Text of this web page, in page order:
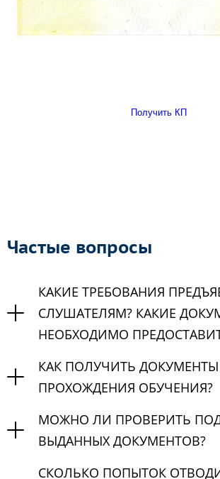
Получить КП
Частые вопросы
КАКИЕ ТРЕБОВАНИЯ
СЛУШАТЕЛЯМ? КАКИЕ
НЕОБХОДИМО
КАК ПОЛУЧИТЬ
ПРОХОЖДЕНИЯ ОБУЧЕНИЯ?
МОЖНО ЛИ ПРОВЕРИТЬ
ВЫДАННЫХ ДОКУМЕНТОВ?
СКОЛЬКО ПОПЫТОК